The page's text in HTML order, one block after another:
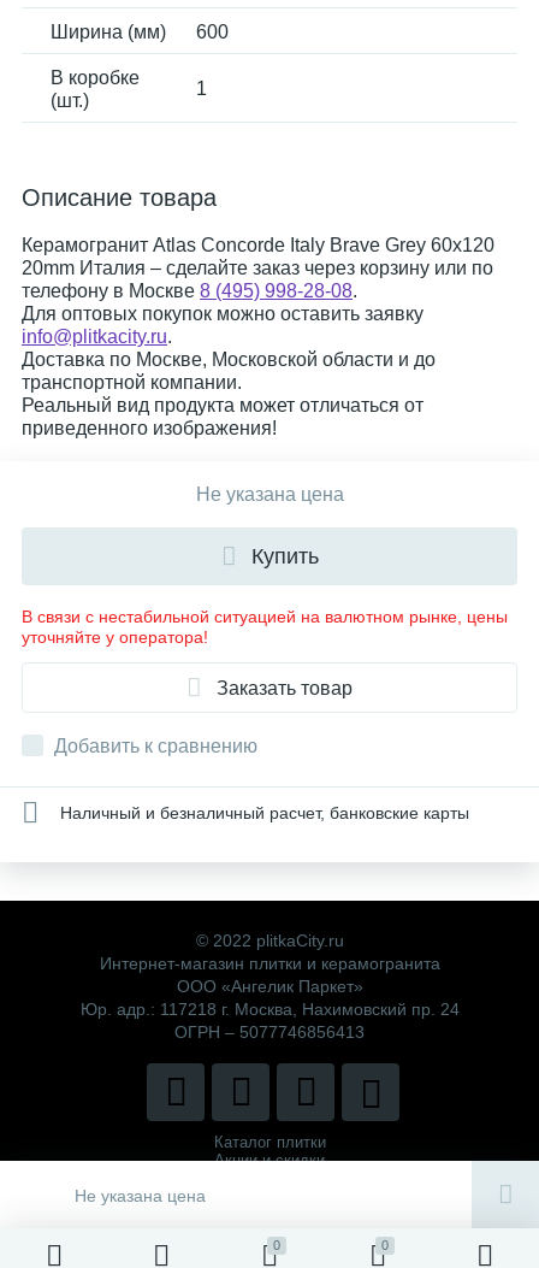
0 0
Ширина (мм) 600
В коробке
(шт.)
1
Описание товара
Керамогранит Atlas Concorde Italy Brave Grey 60x120
20mm Италия – сделайте заказ через корзину или по
телефону в Москве 8 (495) 998-28-08.
Для оптовых покупок можно оставить заявку
info@plitkacity.ru.
Доставка по Москве, Московской области и до
транспортной компании.
Реальный вид продукта может отличаться от
приведенного изображения!
Не указана цена
Не указана цена
Купить
В связи с нестабильной ситуацией на валютном рынке, цены
уточняйте у оператора!
Заказать товар
Добавить к сравнению
Наличный и безналичный расчет, банковские карты
© 2022 plitkaCity.ru
Интернет-магазин плитки и керамогранита
ООО «Ангелик Паркет»
Юр. адр.: 117218 г. Москва, Нахимовский пр. 24
ОГРН – 5077746856413
Каталог плитки
Акции и скидки